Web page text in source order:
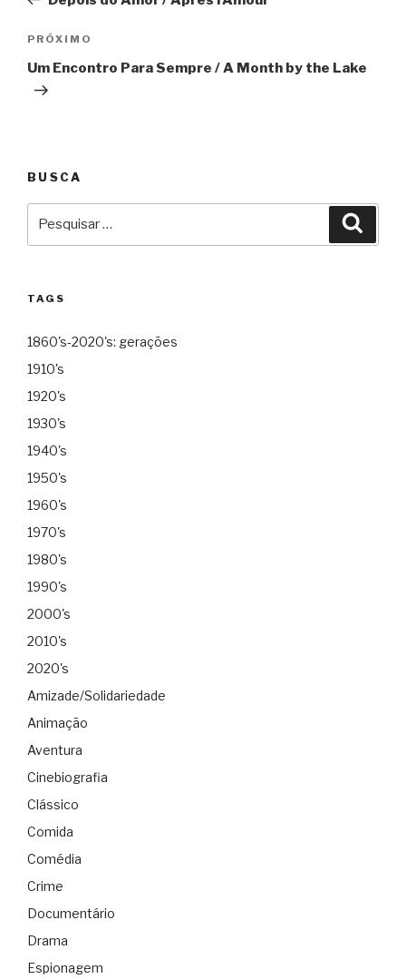
Post
Próximo
PRÓXIMO
Um Encontro Para Sempre / A Month by the Lake
BUSCA
TAGS
1860's-2020's: gerações
1910's
1920's
1930's
1940's
1950's
1960's
1970's
1980's
1990's
2000's
2010's
2020's
Amizade/Solidariedade
Animação
Aventura
Cinebiografia
Clássico
Comida
Comédia
Crime
Documentário
Drama
Espionagem